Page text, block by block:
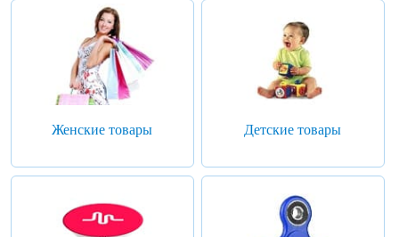
Женские товары Детские товары